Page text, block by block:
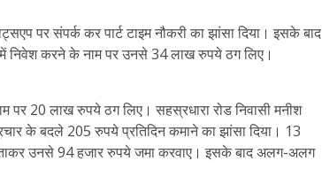
पर संपर्क कर पार्ट टाइम नौकरी का झांसा दिया। इसके बाद
निवेश करने के नाम पर उनसे 34 लाख रुपये ठग लिए।
20 लाख रुपये ठग लिए। सहस्रधारा रोड निवासी मनीश
के बदले 205 रुपये प्रतिदिन कमाने का झांसा दिया। 13
उनसे 94 हजार रुपये जमा करवाए। इसके बाद अलग-अलग